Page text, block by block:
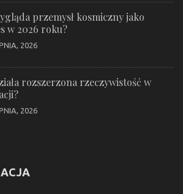
przemysł kosmiczny jako
w 2026 roku?
2026
rozszerzona rzeczywistość w
2026